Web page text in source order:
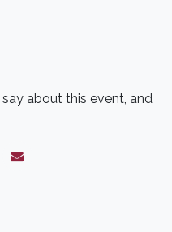
about this event, and